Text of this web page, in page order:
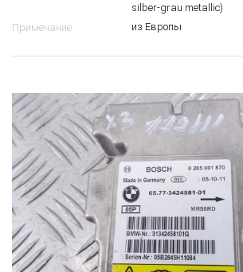
silber-grau metallic)
Примечание
из Европы